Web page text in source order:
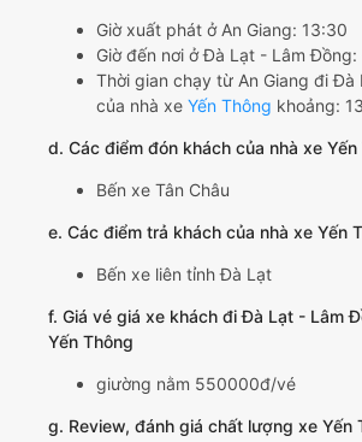
Giờ xuất phát ở An Giang: 13:30
Giờ đến nơi ở Đà Lạt - Lâm
Thời gian chạy từ An Giang đi Đà
của nhà xe Yến Thông khoảng:
d. Các điểm đón khách của nhà xe Yến
Bến xe Tân Châu
e. Các điểm trả khách của nhà xe Yến
Bến xe liên tỉnh Đà Lạt
f. Giá vé giá xe khách đi Đà Lạt - Lâm
Yến Thông
giường nằm 550000đ/vé
g. Review, đánh giá chất lượng xe Yến